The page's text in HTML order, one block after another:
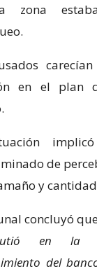
zona
en el plan
de
y
concluyó
en la
del